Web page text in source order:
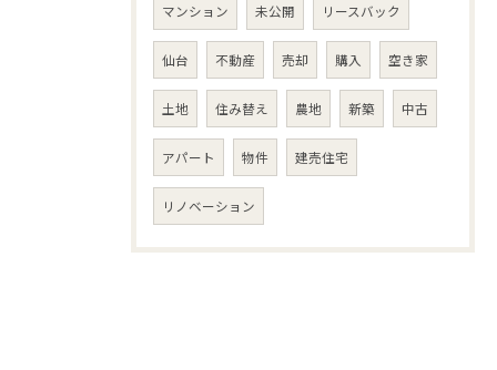
マンション 未公開 リースバック
仙台 不動産 売却 購入 空き家
土地 住み替え 農地 新築 中古
アパート 物件 建売住宅
リノベーション